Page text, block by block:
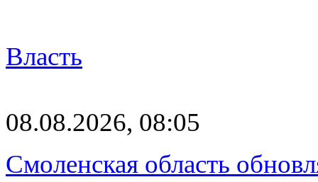
Власть
08.08.2026, 08:05
Смоленская область